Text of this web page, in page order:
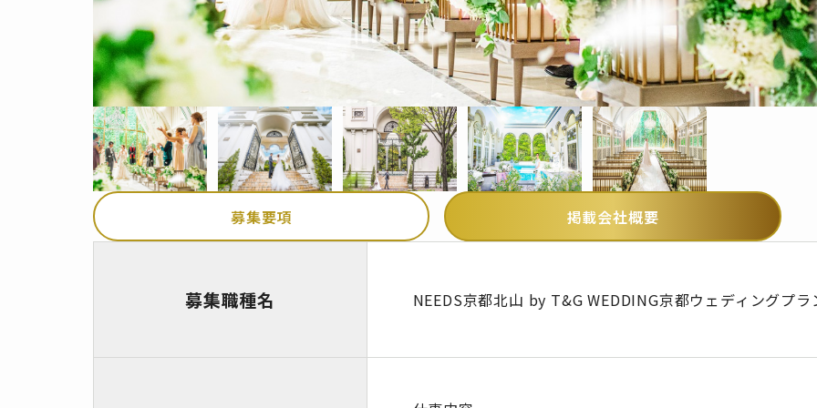
募集要項 掲載会社概要
募集職種名 NEEDS京都北山 by T&G WEDDING京都ウェディングプラ